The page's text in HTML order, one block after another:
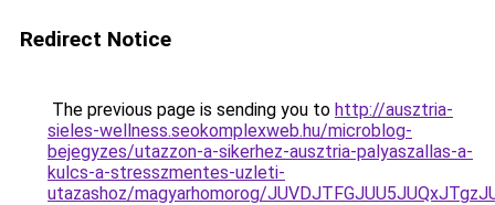
Redirect Notice
The previous page is sending you to http://ausztria-
sieles-wellness.seokomplexweb.hu/microblog-
bejegyzes/utazzon-a-sikerhez-ausztria-palyaszallas-a-
kulcs-a-stresszmentes-uzleti-
utazashoz/magyarhomorog/